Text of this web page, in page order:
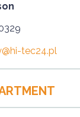
tec24.pl